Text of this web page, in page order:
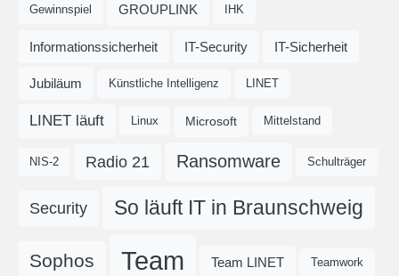
Gewinnspiel GROUPLINK IHK
Informationssicherheit IT-Security IT-Sicherheit
Jubiläum Künstliche Intelligenz LINET
LINET läuft Linux Microsoft Mittelstand
NIS-2 Radio 21 Ransomware Schulträger
Security So läuft IT in Braunschweig
Sophos Team Team LINET Teamwork